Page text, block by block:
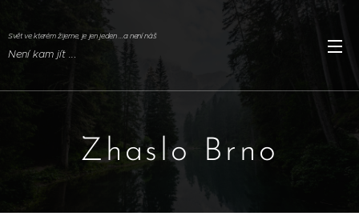
Svět ve kterém žijeme, je jen jeden ...a není náš
Není kam jít ...
Zhaslo Brno